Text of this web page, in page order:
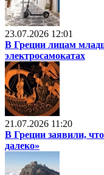
23.07.2026 12:01
В Греции лицам
электросамокатах
21.07.2026 11:20
В Греции заявили,
далеко»